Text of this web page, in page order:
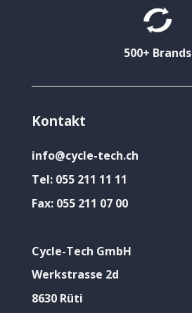
500+ Brands
Kontakt
info@cycle-tech.ch
Tel: 055 211 11 11
Fax: 055 211 07 00
Cycle-Tech GmbH
Werkstrasse 2d
8630 Rüti